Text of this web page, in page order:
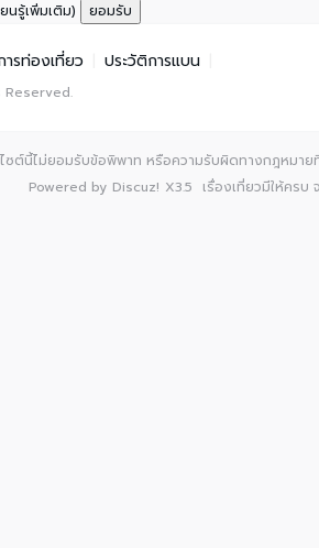
นรู้เพิ่มเติม) ยอมรับ
รท่องเที่ยว ประวัติการแบน
Reserved.
ซต์นี้ไม่ยอมรับข้อพิพาท หรือความรับผิดทางกฎหมาย
Powered by Discuz! X3.5 เรื่องเที่ยวมีให้ครบ